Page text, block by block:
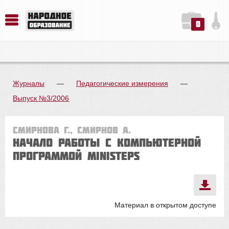
0
Журналы — Педагогические измерения
—
Выпуск №3/2006
Смирнова Г., Смирнов А.
Начало работы с компьютерной
программой MINISTEPS
Материал в открытом доступе